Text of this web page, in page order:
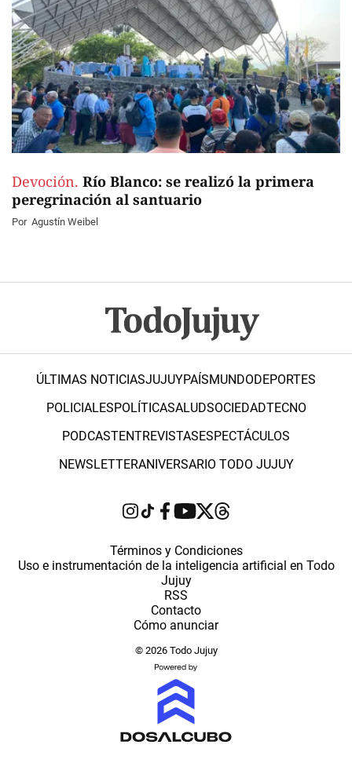
Devoción. Río Blanco: se realizó la primera
peregrinación al santuario
Por Agustín Weibel
ÚLTIMAS NOTICIASJUJUYPAÍSMUNDODEPORTES
POLICIALESPOLÍTICASALUDSOCIEDADTECNO
PODCASTENTREVISTASESPECTÁCULOS
NEWSLETTERANIVERSARIO TODO JUJUY
Términos y Condiciones
Uso e instrumentación de la inteligencia artificial en Todo
Jujuy
RSS
Contacto
Cómo anunciar
© 2026 Todo Jujuy